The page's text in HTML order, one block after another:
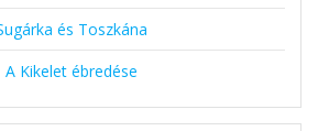
és Toszkána
A Kikelet ébredése